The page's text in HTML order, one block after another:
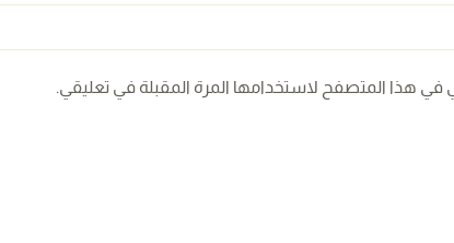
في هذا المتصفح لاستخدامها المرة المقبلة في تعليقي.